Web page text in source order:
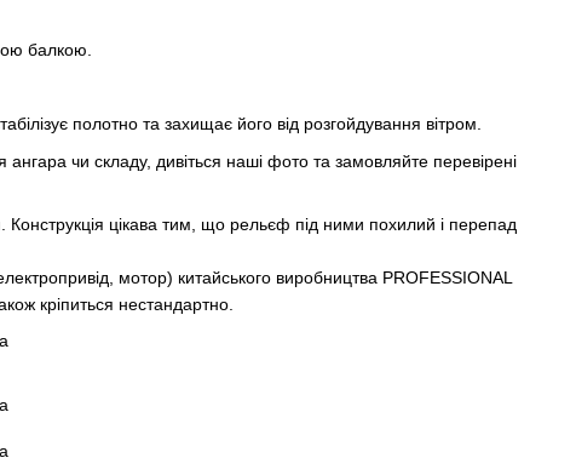
балкою.
полотно та захищає його від розгойдування вітром.
чи складу, дивіться наші фото та замовляйте перевірені
цікава тим, що рельєф під ними похилий і перепад
мотор) китайського виробництва PROFESSIONAL
кріпиться нестандартно.